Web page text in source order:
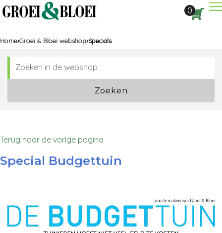
0
Home Groei & Bloei webshop Specials
Zoeken
Terug naar de vorige pagina
Special Budgettuin